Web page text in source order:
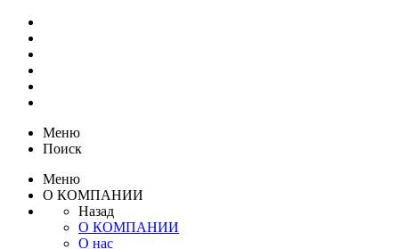
Меню
Поиск
Меню
О КОМПАНИИ
Назад
О КОМПАНИИ
О нас